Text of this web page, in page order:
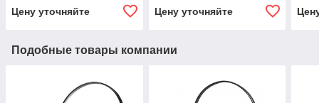
Цену уточняйте
Цену уточняйте
Подобные товары компании